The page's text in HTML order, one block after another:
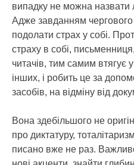
випадку не можна назвати
Адже завданням
подолати страх у собі.
страху в собі,
читачів, тим самим втягує
інших, і робить це за
засобів, на відміну від
Вона здебільшого не
про диктатуру,
писано вже не раз.